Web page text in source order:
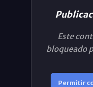
Este
bloqueado
Permitir